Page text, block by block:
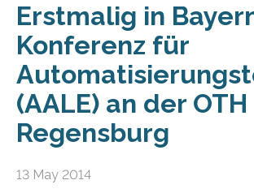
Erstmalig in
Konferenz für
(AALE) an der OTH
Regensburg
13 May 2014